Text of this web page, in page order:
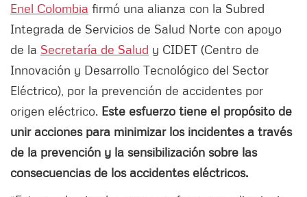
Enel Colombia firmó una alianza con la Subred
Integrada de Servicios de Salud Norte con apoyo
de la Secretaría de Salud y CIDET (Centro de
Innovación y Desarrollo Tecnológico del Sector
Eléctrico), por la prevención de accidentes por
origen eléctrico. Este esfuerzo tiene el propósito de
unir acciones para minimizar los incidentes a través
de la prevención y la sensibilización sobre las
consecuencias de los accidentes eléctricos.